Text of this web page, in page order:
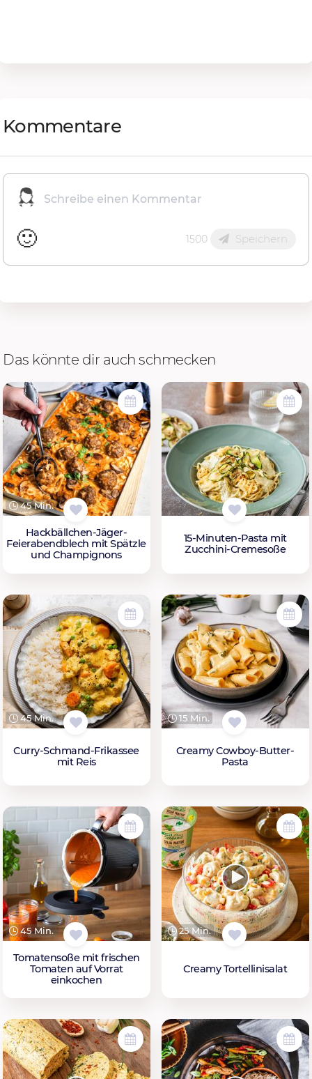
Kommentare
🙂 1500 Speichern
Das könnte dir auch schmecken
45 Min.
Hackbällchen-Jäger-
Feierabendblech mit Spätzle
und Champignons
15-Minuten-Pasta mit
Zucchini-Cremesoße
45 Min.
Curry-Schmand-Frikassee
mit Reis
15 Min.
Creamy Cowboy-Butter-
Pasta
45 Min.
Tomatensoße mit frischen
Tomaten auf Vorrat
einkochen
25 Min.
Creamy Tortellinisalat